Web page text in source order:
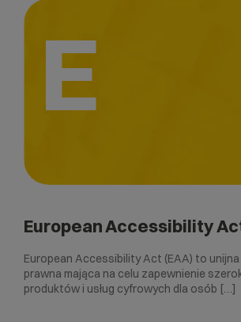
E
European Accessibility
European Accessibility Act (EAA) to
prawna mająca na celu zapewnienie
produktów i usług cyfrowych dla osób […]